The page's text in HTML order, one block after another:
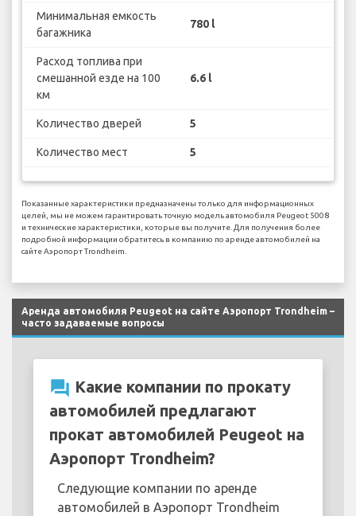
Минимальная емкость
багажника
780 l
Расход топлива при
смешанной езде на 100
км
6.6 l
Количество дверей 5
Количество мест 5
Показанные характеристики предназначены только для информационных
целей, мы не можем гарантировать точную модель автомобиля Peugeot 5008
и технические характеристики, которые вы получите. Для получения более
подробной информации обратитесь в компанию по аренде автомобилей на
сайте Аэропорт Trondheim.
Аренда автомобиля Peugeot на сайте Аэропорт Trondheim –
часто задаваемые вопросы
question_answer Какие компании по прокату
автомобилей предлагают
прокат автомобилей Peugeot на
Аэропорт Trondheim?
Следующие компании по аренде
автомобилей в Аэропорт Trondheim